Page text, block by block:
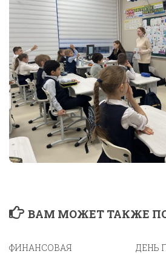
ВАМ МОЖЕТ ТАКЖЕ
ФИНАНСОВАЯ
ДЕНЬ